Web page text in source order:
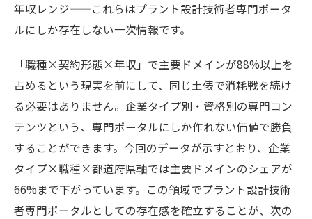
年収レンジ——これらはプラント設計技術者専門ポータ
ルにしか存在しない一次情報です。
「職種×契約形態×年収」で主要ドメインが88%以上を
占めるという現実を前にして、同じ土俵で消耗戦を続け
る必要はありません。企業タイプ別・資格別の専門コン
テンツという、専門ポータルにしか作れない価値で勝負
することができます。今回のデータが示すとおり、企業
タイプ×職種×都道府県軸では主要ドメインのシェアが
66%まで下がっています。この領域でプラント設計技術
者専門ポータルとしての存在感を確立することが、次の